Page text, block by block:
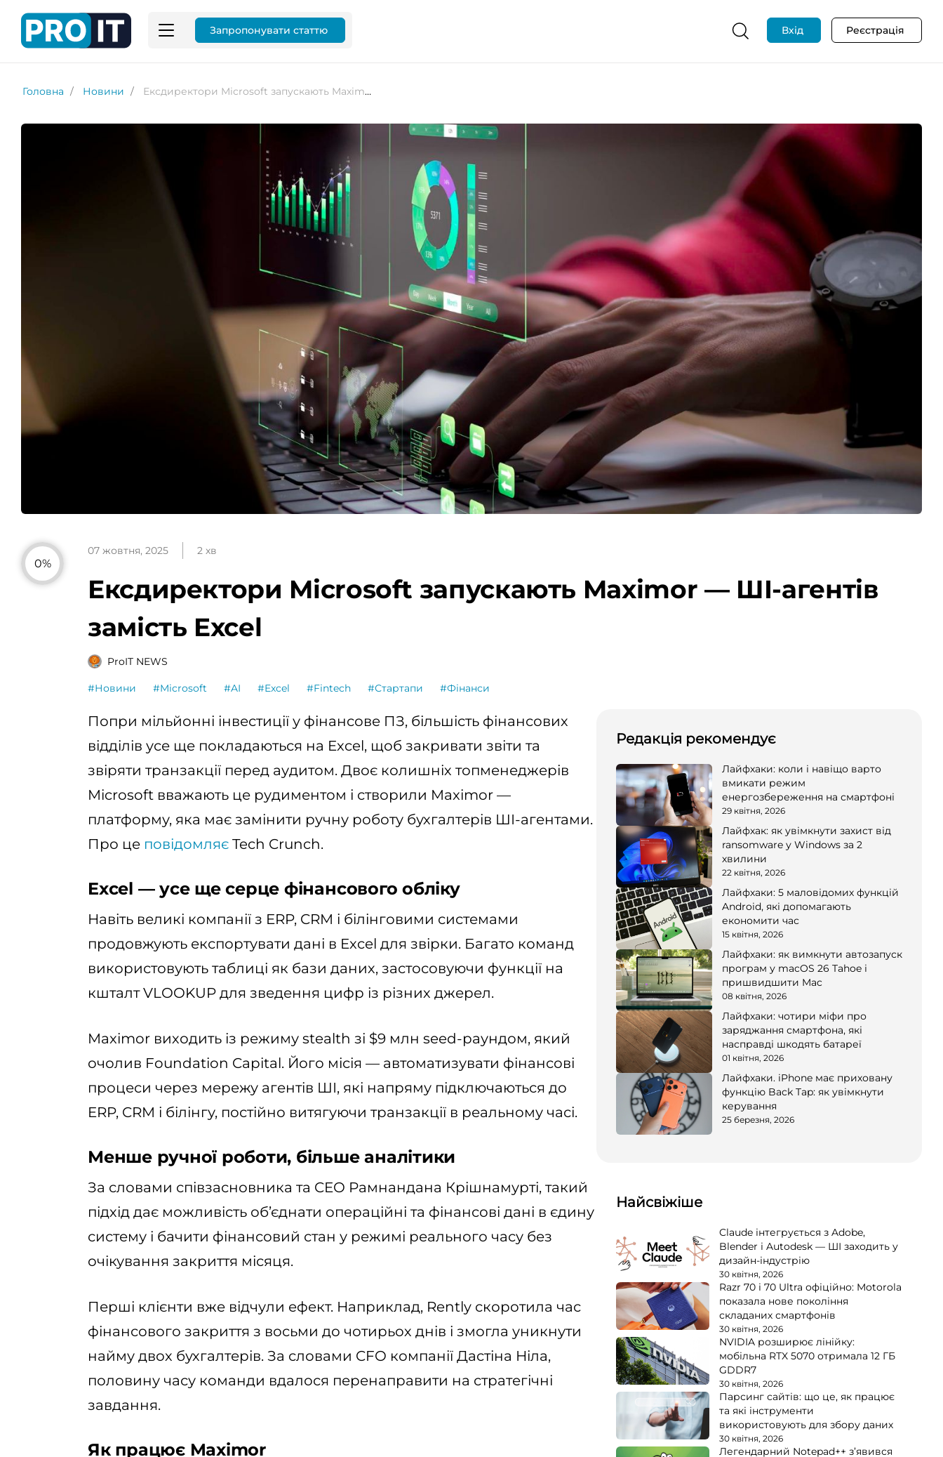
Запропонувати статтю Вхід Реєстрація
Головна Новини Ексдиректори Microsoft запускають Maximor — ШІ-агентів замість Excel
0%
07 жовтня, 2025 2 хв
Ексдиректори Microsoft запускають Maximor — ШІ-агентів
замість Excel
ProIT NEWS
#Новини #Microsoft #AI #Excel #Fintech #Стартапи #Фінанси
Попри мільйонні інвестиції у фінансове ПЗ, більшість фінансових
відділів усе ще покладаються на Excel, щоб закривати звіти та
звіряти транзакції перед аудитом. Двоє колишніх топменеджерів
Microsoft вважають це рудиментом і створили Maximor —
платформу, яка має замінити ручну роботу бухгалтерів ШІ-агентами.
Про це повідомляє Tech Crunch.
Excel — усе ще серце фінансового обліку
Навіть великі компанії з ERP, CRM і білінговими системами
продовжують експортувати дані в Excel для звірки. Багато команд
використовують таблиці як бази даних, застосовуючи функції на
кшталт VLOOKUP для зведення цифр із різних джерел.
Maximor виходить із режиму stealth зі $9 млн seed-раундом, який
очолив Foundation Capital. Його місія — автоматизувати фінансові
процеси через мережу агентів ШІ, які напряму підключаються до
ERP, CRM і білінгу, постійно витягуючи транзакції в реальному часі.
Менше ручної роботи, більше аналітики
За словами співзасновника та CEO Рамнандана Крішнамурті, такий
підхід дає можливість об’єднати операційні та фінансові дані в єдину
систему і бачити фінансовий стан у режимі реального часу без
очікування закриття місяця.
Перші клієнти вже відчули ефект. Наприклад, Rently скоротила час
фінансового закриття з восьми до чотирьох днів і змогла уникнути
найму двох бухгалтерів. За словами CFO компанії Дастіна Ніла,
половину часу команди вдалося перенаправити на стратегічні
завдання.
Як працює Maximor
Редакція рекомендує
Лайфхаки: коли і навіщо варто
вмикати режим
енергозбереження на смартфоні
29 квітня, 2026
Лайфхак: як увімкнути захист від
ransomware у Windows за 2
хвилини
22 квітня, 2026
Лайфхаки: 5 маловідомих функцій
Android, які допомагають
економити час
15 квітня, 2026
Лайфхаки: як вимкнути автозапуск
програм у macOS 26 Tahoe і
пришвидшити Mac
08 квітня, 2026
Лайфхаки: чотири міфи про
заряджання смартфона, які
насправді шкодять батареї
01 квітня, 2026
Лайфхаки. iPhone має приховану
функцію Back Tap: як увімкнути
керування
25 березня, 2026
Найсвіжіше
Claude інтегрується з Adobe,
Blender і Autodesk — ШІ заходить у
дизайн-індустрію
30 квітня, 2026
Razr 70 і 70 Ultra офіційно: Motorola
показала нове покоління
складаних смартфонів
30 квітня, 2026
NVIDIA розширює лінійку:
мобільна RTX 5070 отримала 12 ГБ
GDDR7
30 квітня, 2026
Парсинг сайтів: що це, як працює
та які інструменти
використовують для збору даних
30 квітня, 2026
Легендарний Notepad++ з’явився